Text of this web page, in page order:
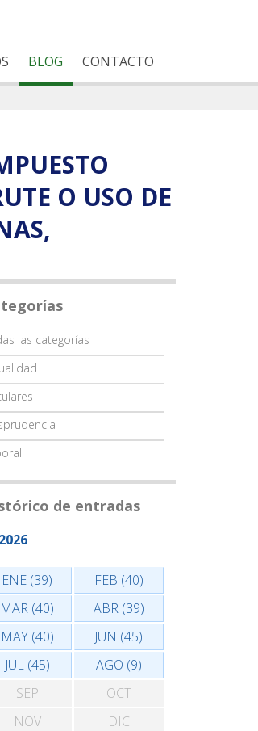
BLOG CONTACTO
O USO DE
las categorías
de entradas
2026
ENE (39)
FEB (40)
MAR (40)
ABR (39)
MAY (40)
JUN (45)
JUL (45)
AGO (9)
SEP
OCT
NOV
DIC